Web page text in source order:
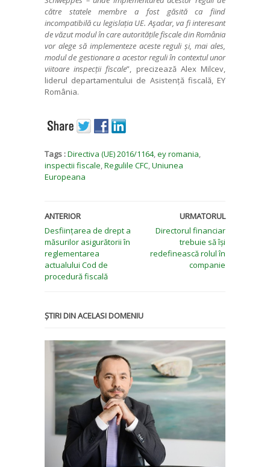
către statele membre a fost găsită ca fiind
incompatibilă cu legislația UE. Aşadar, va fi interesant
de văzut modul în care autoritățile fiscale din România
vor alege să implementeze aceste reguli și, mai ales,
modul de gestionare a acestor reguli în contextul unor
viitoare inspecții fiscale”, precizează Alex Milcev,
liderul departamentului de Asistență fiscală, EY
România.
Tags :Directiva (UE) 2016/1164, ey romania
inspectii fiscale Regulile CFC Uniunea
Europeana
ANTERIOR
Desființarea de drept a
măsurilor asigurătorii în
reglementarea
actualului Cod de
procedură fiscală
URMATORUL
Directorul financiar
trebuie să își
redefinească rolul în
companie
ȘTIRI DIN ACELASI DOMENIU